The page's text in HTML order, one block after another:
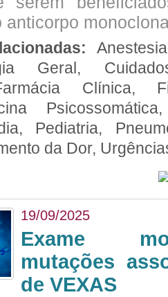
anticorpo
Geral,
Clínica,
Pediatria,
da Dor,
19/09/2025
Exame
mutações
de VEXAS